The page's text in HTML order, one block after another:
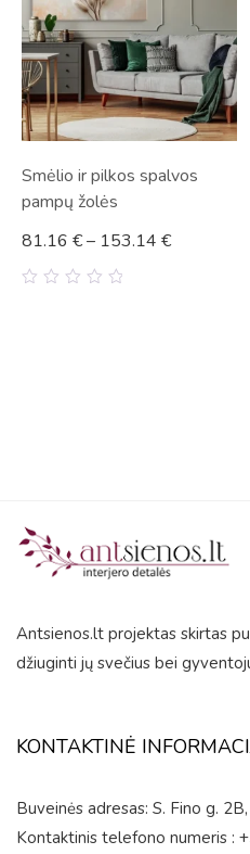
Smėlio ir pilkos spalvos
pampų žolės
81.16 €– 153.14 €
Antsienos.lt projektas skirtas
džiuginti jų svečius bei
KONTAKTINĖ
Buveinės adresas: S. Fino g.
Kontaktinis telefono numeris :